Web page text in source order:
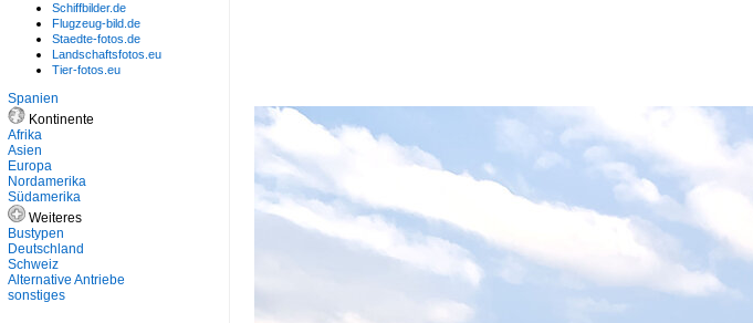
Schiffbilder.de
Flugzeug-bild.de
Staedte-fotos.de
Landschaftsfotos.eu
Tier-fotos.eu
Spanien
Kontinente
Afrika
Asien
Europa
Nordamerika
Südamerika
Weiteres
Bustypen
Deutschland
Schweiz
Alternative Antriebe
sonstiges